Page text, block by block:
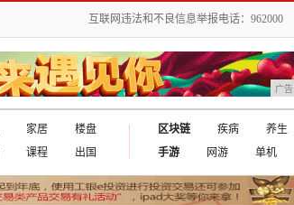
互联网违法和不良信息举报电话：962000
广告
家居
楼盘
课程 出国
区块链 疾病
养生
手游
网游 单机